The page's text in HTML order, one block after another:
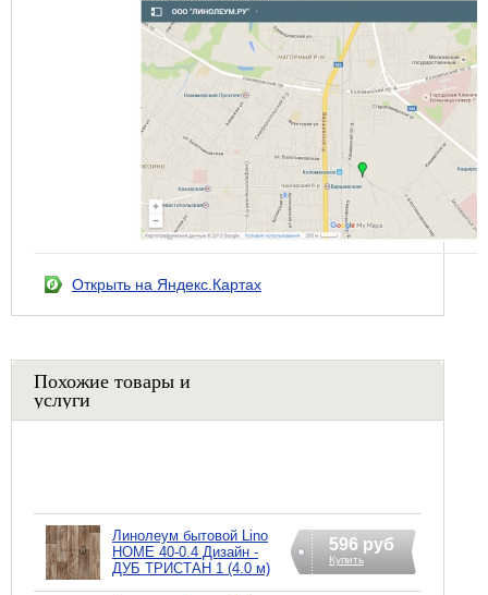
Открыть на Яндекс.Картах
Похожие товары и
услуги
Линолеум бытовой Lino
HOME 40-0.4 Дизайн -
ДУБ ТРИСТАН 1 (4.0 м)
596 руб
Купить